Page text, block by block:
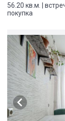
56.20 кв.м. |
покупка